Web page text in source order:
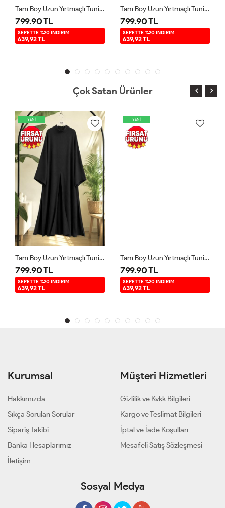
Tam Boy Uzun Yırtmaçlı Tunik Yeşil YR9580
799.90 TL
SEPETTE %20 İNDİRİM
639,92 TL
Tam Boy Uzun Yırtmaçlı Tunik Mavi YR9580
799.90 TL
SEPETTE %20 İNDİRİM
639,92 TL
Çok Satan Ürünler
YENİ
Tam Boy Uzun Yırtmaçlı Tunik Siyah YR9580
799.90 TL
SEPETTE %20 İNDİRİM
639,92 TL
YENİ
Tam Boy Uzun Yırtmaçlı Tunik Kahverengi YR9580
799.90 TL
SEPETTE %20 İNDİRİM
639,92 TL
Kurumsal
Hakkımızda
Sıkça Sorulan Sorular
Sipariş Takibi
Banka Hesaplarımız
İletişim
Müşteri Hizmetleri
Gizlilik ve Kvkk Bilgileri
Kargo ve Teslimat Bilgileri
İptal ve İade Koşulları
Mesafeli Satış Sözleşmesi
Sosyal Medya